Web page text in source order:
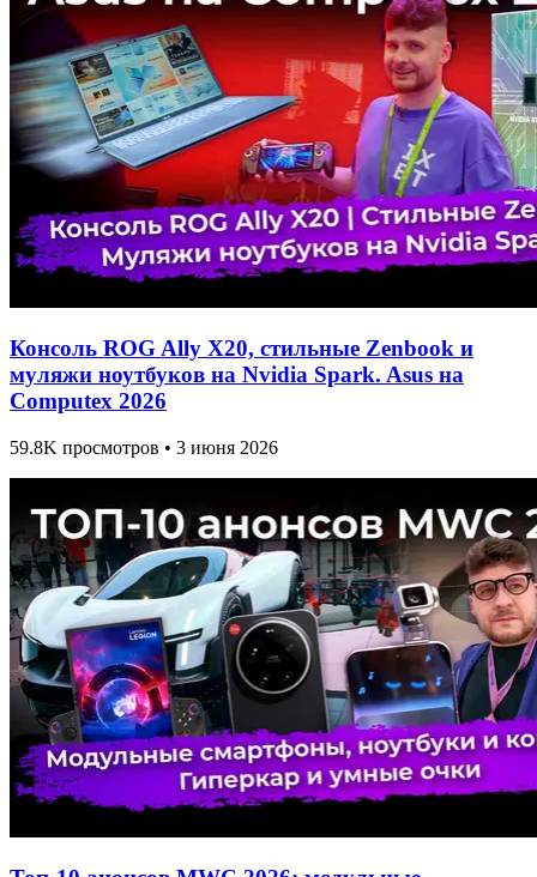
Консоль ROG Ally X20, стильные Zenbook и
муляжи ноутбуков на Nvidia Spark. Asus на
Computex 2026
59.8K просмотров • 3 июня 2026